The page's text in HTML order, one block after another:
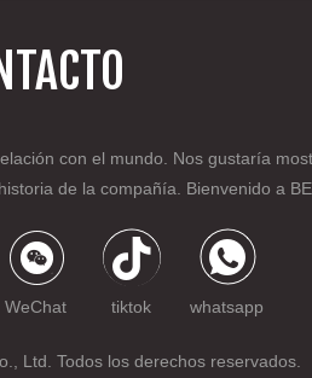
con el mundo. Nos gustaría
de la compañía. Bienvenido a
WeChat tiktok whatsapp
Ltd. Todos los derechos reservados.